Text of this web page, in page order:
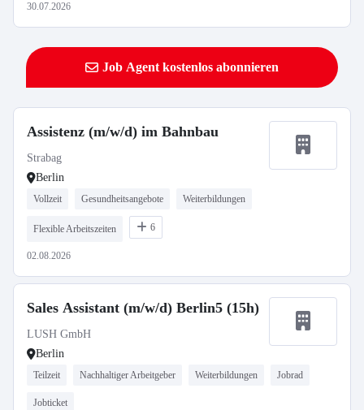
30.07.2026
Job Agent kostenlos abonnieren
Assistenz (m/w/d) im Bahnbau
Strabag
Berlin
Vollzeit Gesundheitsangebote Weiterbildungen
Flexible Arbeitszeiten 6
02.08.2026
Sales Assistant (m/w/d) Berlin5 (15h)
LUSH GmbH
Berlin
Teilzeit Nachhaltiger Arbeitgeber Weiterbildungen Jobrad
Jobticket